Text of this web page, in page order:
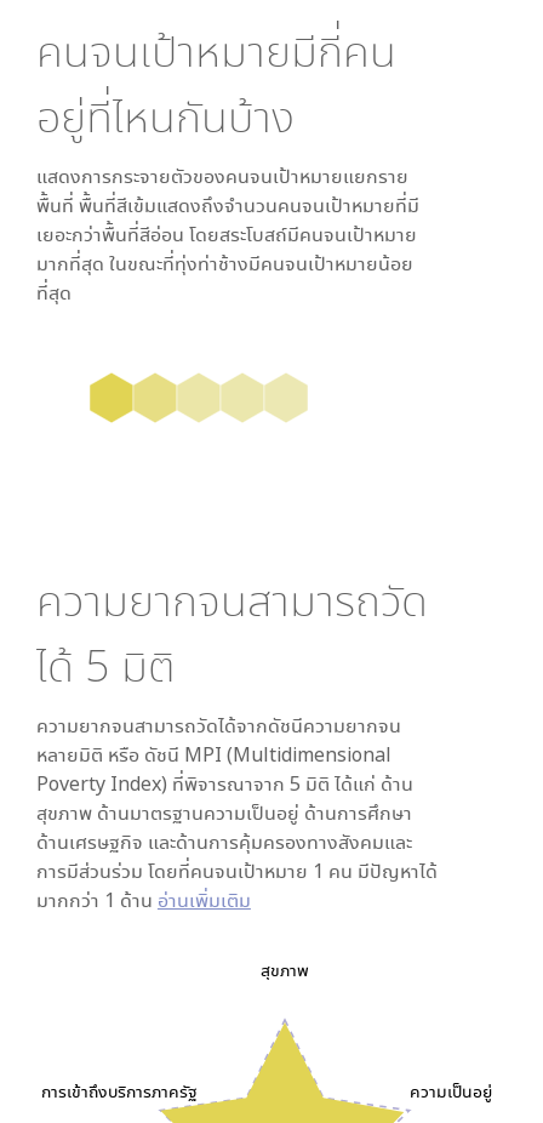
คนจนเป้าหมายมีกี่คน
อยู่ที่ไหนกันบ้าง
แสดงการกระจายตัวของคนจนเป้าหมายแยกราย
พื้นที่ พื้นที่สีเข้มแสดงถึงจำนวนคนจนเป้าหมายที่มี
เยอะกว่าพื้นที่สีอ่อน โดยสระโบสถ์มีคนจนเป้าหมาย
มากที่สุด ในขณะที่ทุ่งท่าช้างมีคนจนเป้าหมายน้อย
ที่สุด
ความยากจนสามารถวัด
ได้ 5 มิติ
ความยากจนสามารถวัดได้จากดัชนีความยากจน
หลายมิติ หรือ ดัชนี MPI (Multidimensional
Poverty Index) ที่พิจารณาจาก 5 มิติ ได้แก่ ด้าน
สุขภาพ ด้านมาตรฐานความเป็นอยู่ ด้านการศึกษา
ด้านเศรษฐกิจ และด้านการคุ้มครองทางสังคมและ
การมีส่วนร่วม โดยที่คนจนเป้าหมาย 1 คน มีปัญหาได้
มากกว่า 1 ด้าน อ่านเพิ่มเติม
สุขภาพ
ความเป็นอยู่
การเข้าถึงบริการภาครัฐ